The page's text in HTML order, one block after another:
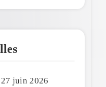
juin 2026